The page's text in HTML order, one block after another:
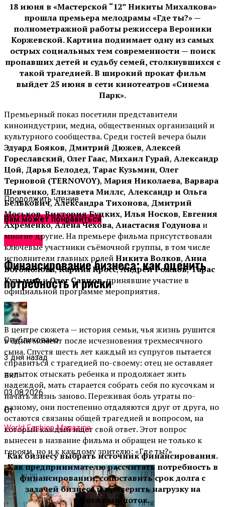
18 июня в «Мастерской “12” Никиты Михалкова»
прошла премьера мелодрамы «Где ты?» —
полнометражной работы режиссера Вероники
Коржевской. Картина поднимает одну из самых
острых социальных тем современности — поиск
пропавших детей и судьбу семей, столкнувшихся с
такой трагедией. В широкий прокат фильм
выйдет 25 июня в сети кинотеатров «Синема
Парк».
Премьерный показ посетили представители
киноиндустрии, медиа, общественных организаций и
культурного сообщества. Среди гостей вечера были
Эдуард Бояков, Дмитрий Дюжев, Алексей
Гореславский, Олег Гаас, Михаил Гурай, Александр
Цой, Дарья Белодед, Тарас Кузьмин, Олег
Терновой (TERNOVOY), Мария Николаева, Варвара
Шевченко, Елизавета Миллс, Александр и Ольга
Белькович,Александра Тихонова, Дмитрий
Моськов,Виктория Буцких, Илья Носков, Евгения
Ахременко,Алёна Чехова, Анастасия Годунова и
многие другие. На премьере фильма присутствовали
ключевые участники съёмочной группы, в том числе
исполнители главных ролейНикита Волков, Анна
Богомолова,Карина Кросс,Андрей Рожков,Тарас
КузьминиОлег Савцов, принявшие участие в
официальной программе мероприятия.
В центре сюжета — история семьи, чья жизнь рушится
в один момент после исчезновения трехмесячного
сына. Спустя шесть лет каждый из супругов пытается
справиться с трагедией по-своему: отец не оставляет
попыток отыскать ребенка и продолжает жить
надеждой, мать старается собрать себя по кусочкам и
начать жизнь заново. Переживая боль утраты по-
разному, они постепенно отдаляются друг от друга, но
остаются связаны общей трагедией и вопросом, на
который каждый ищет свой ответ. Этот вопрос
вынесен в название фильма и обращен не только к
героям, но и к каждому зрителю: «Где ты?»
Продолжить чтение
Вам может понравиться
Новости
Финансирование бизнеса: как оценить
потребность и риски
Опубликовано
3 дня назад
вкл
03.08.2026
От
World Fashion Magazine
Как бизнесу выбрать источник финансирования.
Как предпринимателю рассчитать потребность в
финансировании, сопоставить срок долга с
задачей бизнеса и проверить нагрузку на
денежный поток.